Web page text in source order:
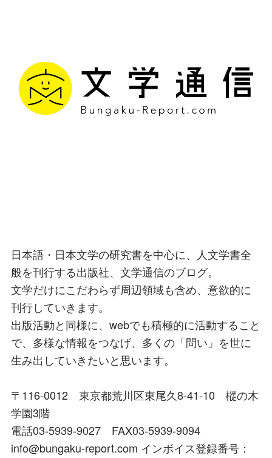
日本語・日本文学の研究書を中心に、人文学書全
般を刊行する出版社、文学通信のブログ。
文学だけにこだわらず周辺領域も含め、意欲的に
刊行していきます。
出版活動と同様に、webでも積極的に活動すること
で、多様な情報をつなげ、多くの「問い」を世に
生み出していきたいと思います。
〒116-0012 東京都荒川区東尾久8-41-10 樅の木
学園3階
電話03-5939-9027 FAX03-5939-9094
info@bungaku-report.com インボイス登録番号：